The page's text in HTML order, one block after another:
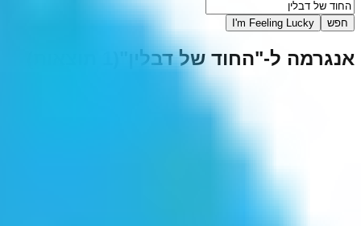
חפש I'm Feeling Lucky
אנגרמה ל-"החוד של דבלין